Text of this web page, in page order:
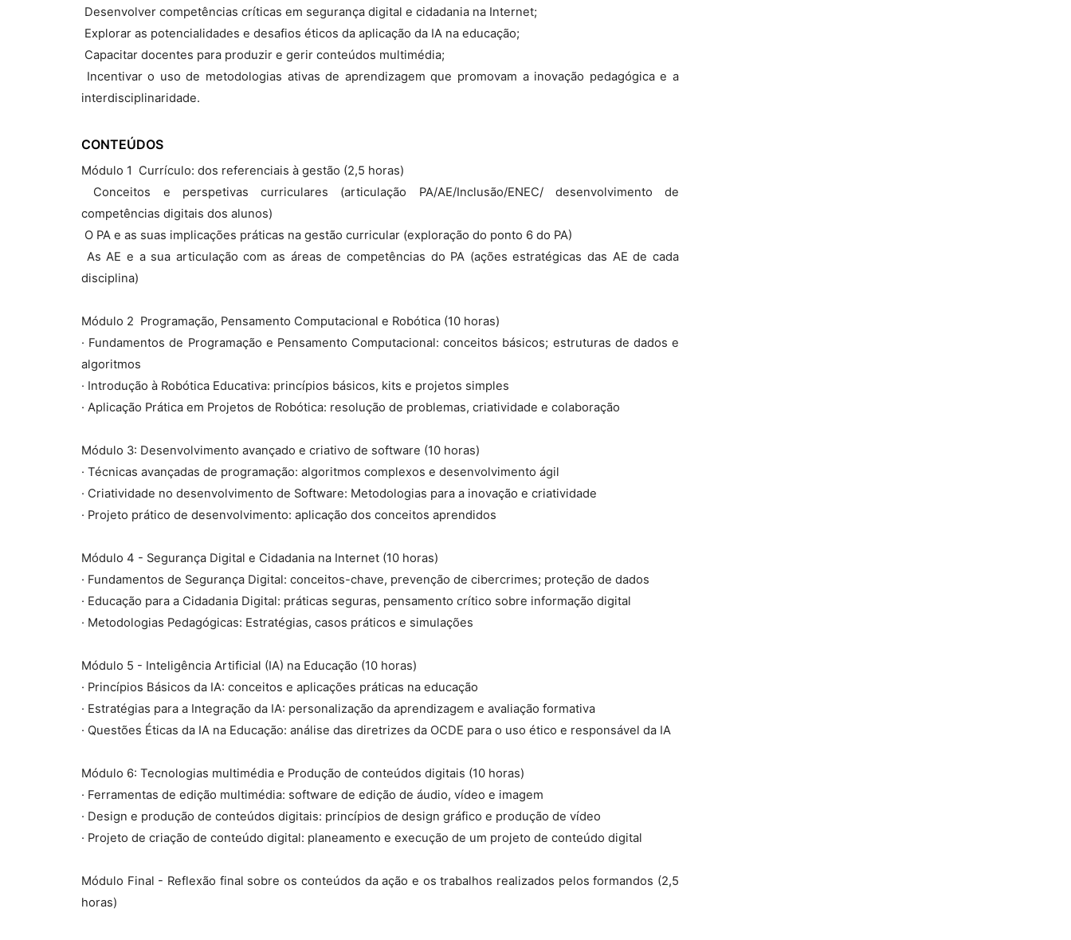
 Desenvolver competências críticas em segurança digital e cidadania na Internet;
 Explorar as potencialidades e desafios éticos da aplicação da IA na educação;
 Capacitar docentes para produzir e gerir conteúdos multimédia;
 Incentivar o uso de metodologias ativas de aprendizagem que promovam a inovação pedagógica e a
interdisciplinaridade.
CONTEÚDOS
Módulo 1  Currículo: dos referenciais à gestão (2,5 horas)
 Conceitos e perspetivas curriculares (articulação PA/AE/Inclusão/ENEC/ desenvolvimento de
competências digitais dos alunos)
 O PA e as suas implicações práticas na gestão curricular (exploração do ponto 6 do PA)
 As AE e a sua articulação com as áreas de competências do PA (ações estratégicas das AE de cada
disciplina)
Módulo 2  Programação, Pensamento Computacional e Robótica (10 horas)
· Fundamentos de Programação e Pensamento Computacional: conceitos básicos; estruturas de dados e
algoritmos
· Introdução à Robótica Educativa: princípios básicos, kits e projetos simples
· Aplicação Prática em Projetos de Robótica: resolução de problemas, criatividade e colaboração
Módulo 3: Desenvolvimento avançado e criativo de software (10 horas)
· Técnicas avançadas de programação: algoritmos complexos e desenvolvimento ágil
· Criatividade no desenvolvimento de Software: Metodologias para a inovação e criatividade
· Projeto prático de desenvolvimento: aplicação dos conceitos aprendidos
Módulo 4 - Segurança Digital e Cidadania na Internet (10 horas)
· Fundamentos de Segurança Digital: conceitos-chave, prevenção de cibercrimes; proteção de dados
· Educação para a Cidadania Digital: práticas seguras, pensamento crítico sobre informação digital
· Metodologias Pedagógicas: Estratégias, casos práticos e simulações
Módulo 5 - Inteligência Artificial (IA) na Educação (10 horas)
· Princípios Básicos da IA: conceitos e aplicações práticas na educação
· Estratégias para a Integração da IA: personalização da aprendizagem e avaliação formativa
· Questões Éticas da IA na Educação: análise das diretrizes da OCDE para o uso ético e responsável da IA
Módulo 6: Tecnologias multimédia e Produção de conteúdos digitais (10 horas)
· Ferramentas de edição multimédia: software de edição de áudio, vídeo e imagem
· Design e produção de conteúdos digitais: princípios de design gráfico e produção de vídeo
· Projeto de criação de conteúdo digital: planeamento e execução de um projeto de conteúdo digital
Módulo Final - Reflexão final sobre os conteúdos da ação e os trabalhos realizados pelos formandos (2,5
horas)